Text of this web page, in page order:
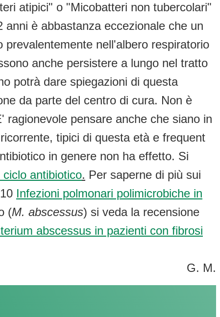
atipici" o "Micobatteri non tubercolari"
è abbastanza eccezionale che un
nell'albero respiratorio
anche persistere a lungo nel tratto
potrà dare spiegazioni di questa
da parte del centro di cura. Non è
pensare anche che siano in
tipici di questa età e frequent
in genere non ha effetto. Si
antibiotico. Per saperne di più sui
Infezioni polmonari polimicrobiche in
(M. abscessus) si veda la recensione
abscessus in pazienti con fibrosi
G. M.